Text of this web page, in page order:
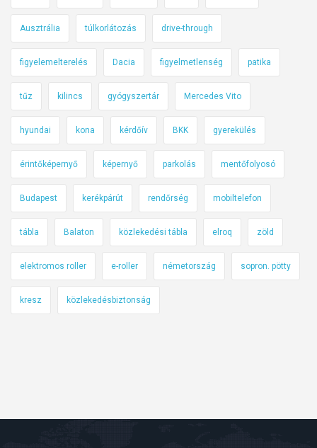
Ausztrália túlkorlátozás drive-through
figyelemelterelés Dacia figyelmetlenség patika
tűz kilincs gyógyszertár Mercedes Vito
hyundai kona kérdőív BKK gyerekülés
érintőképernyő képernyő parkolás mentőfolyosó
Budapest kerékpárút rendőrség mobiltelefon
tábla Balaton közlekedési tábla elroq zöld
elektromos roller e-roller németország sopron. pötty
kresz közlekedésbiztonság